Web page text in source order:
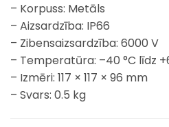
– Korpuss: Metāls
– Aizsardzība: IP66
– Zibensaizsardzība: 6000 V
– Temperatūra: –40 °C līdz
– Izmēri: 117 × 117 × 96 mm
– Svars: 0.5 kg